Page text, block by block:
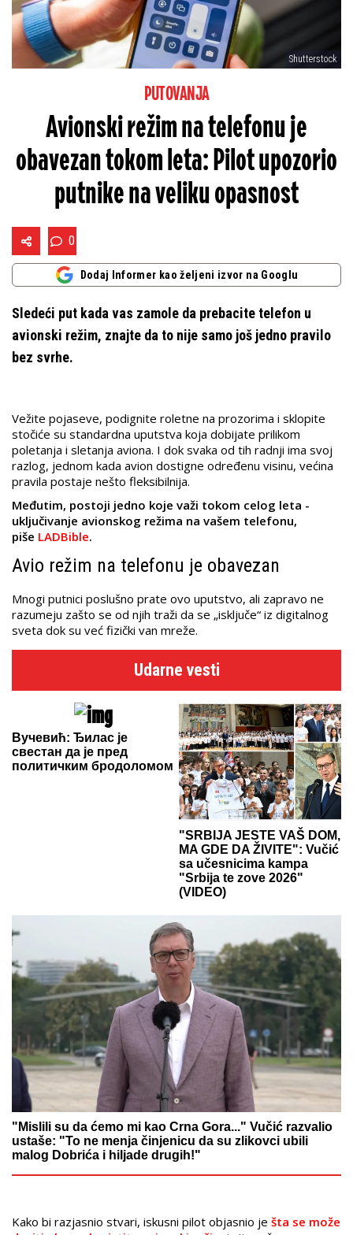
Shutterstock
PUTOVANJA
Avionski režim na telefonu je
obavezan tokom leta: Pilot upozorio
putnike na veliku opasnost
0
Dodaj Informer kao željeni izvor na Googlu
Sledeći put kada vas zamole da prebacite telefon u
avionski režim, znajte da to nije samo još jedno pravilo
bez svrhe.
Vežite pojaseve, podignite roletne na prozorima i sklopite
stočiće su standardna uputstva koja dobijate prilikom
poletanja i sletanja aviona. I dok svaka od tih radnji ima svoj
razlog, jednom kada avion dostigne određenu visinu, većina
pravila postaje nešto fleksibilnija.
Međutim, postoji jedno koje važi tokom celog leta -
uključivanje avionskog režima na vašem telefonu,
piše LADBible.
Avio režim na telefonu je obavezan
Mnogi putnici poslušno prate ovo uputstvo, ali zapravo ne
razumeju zašto se od njih traži da se „isključe“ iz digitalnog
sveta dok su već fizički van mreže.
Udarne vesti
Вучевић: Ђилас је
свестан да је пред
политичким бродоломом
"SRBIJA JESTE VAŠ DOM,
MA GDE DA ŽIVITE": Vučić
sa učesnicima kampa
"Srbija te zove 2026"
(VIDEO)
"Mislili su da ćemo mi kao Crna Gora..." Vučić razvalio
ustaše: "To ne menja činjenicu da su zlikovci ubili
malog Dobrića i hiljade drugih!"
Kako bi razjasnio stvari, iskusni pilot objasnio je šta se može